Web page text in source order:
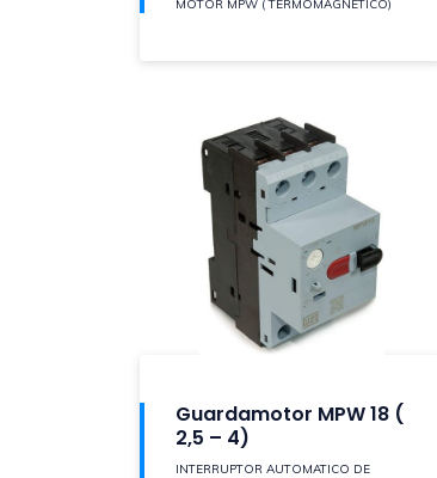
MOTOR MPW ( TERMOMAGNETICO)
Guardamotor MPW 18 (
2,5 – 4)
INTERRUPTOR AUTOMATICO DE